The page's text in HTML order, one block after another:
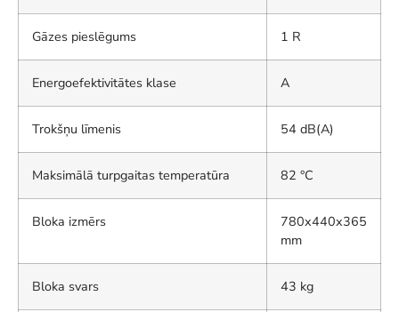
Gāzes pieslēgums 1 R
Energoefektivitātes klase A
Trokšņu līmenis 54 dB(A)
Maksimālā turpgaitas temperatūra 82 °C
Bloka izmērs
780x440x365
mm
Bloka svars 43 kg